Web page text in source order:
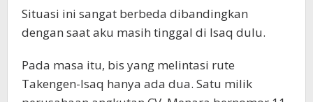
Situasi ini sangat berbeda dibandingkan
dengan saat aku masih tinggal di Isaq dulu.
Pada masa itu, bis yang melintasi rute
Takengen-Isaq hanya ada dua. Satu milik